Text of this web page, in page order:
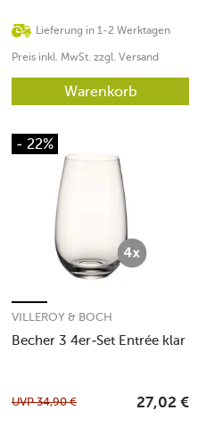
Lieferung in 1-2 Werktagen
Preis inkl. MwSt. zzgl. Versand
Warenkorb
- 22%
Becher 3 4er-Set Entrée klar
VILLEROY & BOCH
UVP34,90 € 27,02 €